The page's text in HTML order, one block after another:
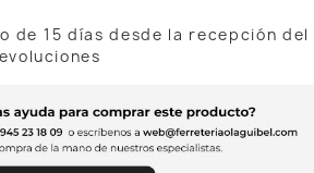
de 15 días desde la recepción del